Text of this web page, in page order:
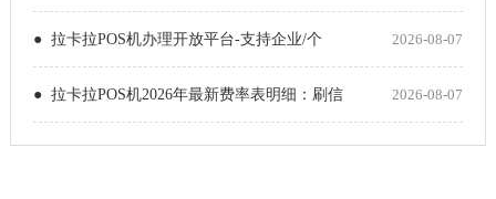
● 拉卡拉POS机办理开放平台-支持企业/个 2026-08-07
● 拉卡拉POS机2026年最新费率表明细：刷信 2026-08-07